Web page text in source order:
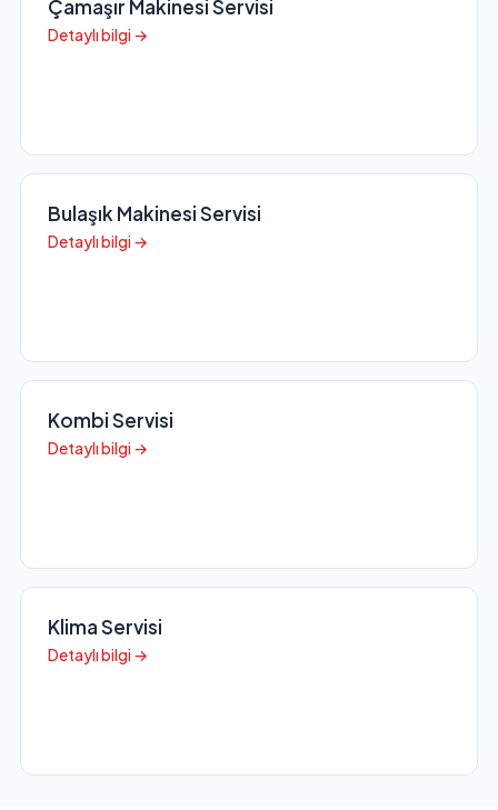
Çamaşır Makinesi Servisi
Detaylı bilgi →
Bulaşık Makinesi Servisi
Detaylı bilgi →
Kombi Servisi
Detaylı bilgi →
Klima Servisi
Detaylı bilgi →